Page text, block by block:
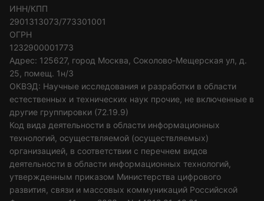
ИНН/КПП
2901313073/773301001
ОГРН
1232900001773
Адрес: 125627, город Москва, Соколово-Мещерская ул, д.
25, помещ. 1н/3
ОКВЭД: Научные исследования и разработки в области
естественных и технических наук прочие, не включенные в
другие группировки (72.19.9)
Код вида деятельности в области информационных
технологий, осуществляемой (осуществляемых)
организацией, в соответствии с перечнем видов
деятельности в области информационных технологий,
утвержденным приказом Министерства цифрового
развития, связи и массовых коммуникаций Российской